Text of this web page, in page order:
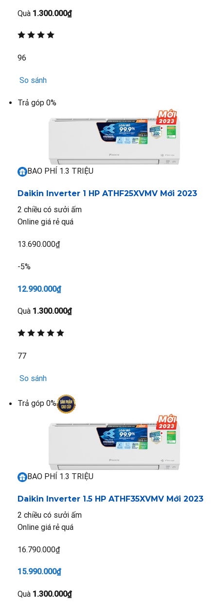
Quà 1.300.000₫
96
So sánh
Trả góp 0%
BAO PHÍ 1.3 TRIỆU
Daikin Inverter 1 HP ATHF25XVMV Mới 2023
2 chiều có sưởi ấm
Online giá rẻ quá
13.690.000₫
-5%
12.990.000₫
Quà 1.300.000₫
77
So sánh
Trả góp 0%
BAO PHÍ 1.3 TRIỆU
Daikin Inverter 1.5 HP ATHF35XVMV Mới 2023
2 chiều có sưởi ấm
Online giá rẻ quá
16.790.000₫
15.990.000₫
Quà 1.300.000₫